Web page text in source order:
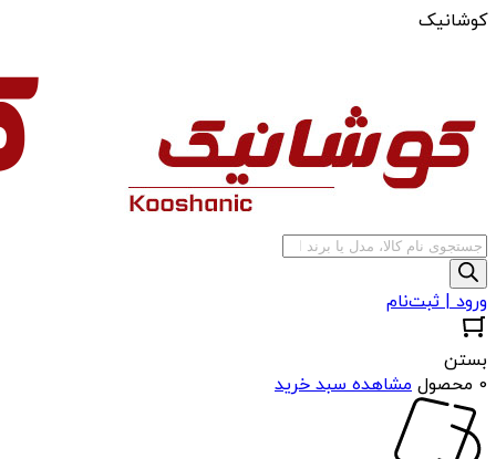
کوشانیک
جستجوی
محصولات
ورود | ثبت‌نام
بستن
0 محصول
مشاهده سبد خرید